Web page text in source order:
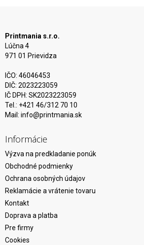
Printmania s.r.o.
Lúčna 4
971 01 Prievidza
IČO: 46046453
DIČ: 2023223059
IČ DPH: SK2023223059
Tel.: +421 46/312 70 10
Mail: info@printmania.sk
Informácie
Výzva na predkladanie ponúk
Obchodné podmienky
Ochrana osobných údajov
Reklamácie a vrátenie tovaru
Kontakt
Doprava a platba
Pre firmy
Cookies